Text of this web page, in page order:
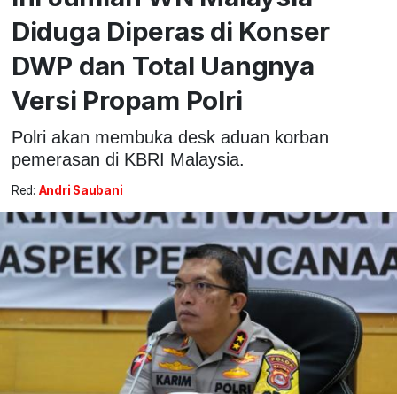
Diduga Diperas di Konser
DWP dan Total Uangnya
Versi Propam Polri
Polri akan membuka desk aduan korban
pemerasan di KBRI Malaysia.
Red: Andri Saubani